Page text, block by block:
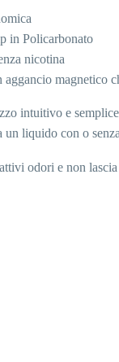
in Policarbonato
nicotina
magnetico
intuitivo e
un liquido con o
odori e non